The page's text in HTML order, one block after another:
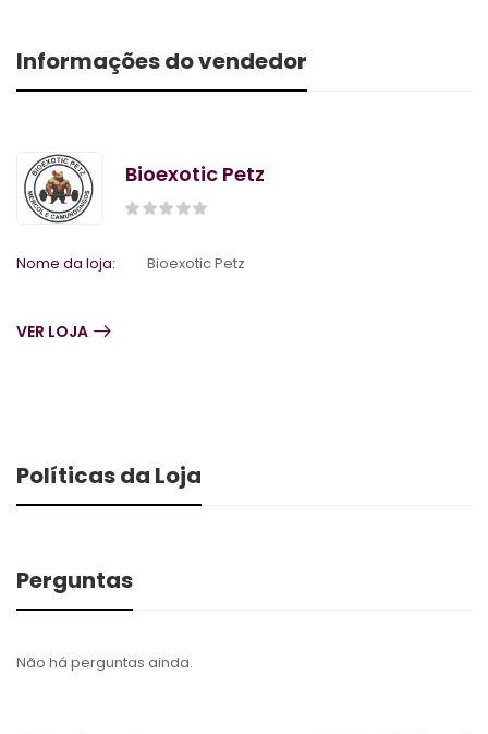
Informações do vendedor
Bioexotic Petz
Nome da loja: Bioexotic Petz
VER LOJA
Políticas da Loja
Perguntas
Não há perguntas ainda.